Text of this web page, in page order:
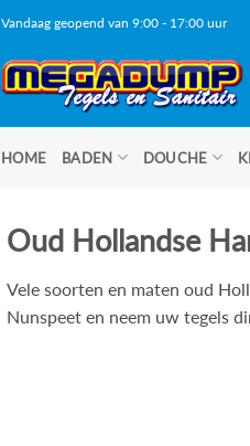
Vandaag geopend van 9:00 - 17:00 uur
HOME BADEN DOUCHE
Oud Hollandse
Vele soorten en maten oud
Nunspeet en neem uw tegels